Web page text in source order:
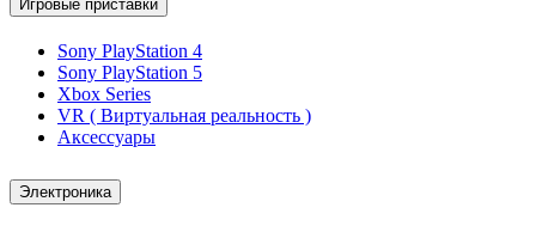
Игровые приставки
Sony PlayStation 4
Sony PlayStation 5
Xbox Series
VR ( Виртуальная реальность )
Аксессуары
Электроника